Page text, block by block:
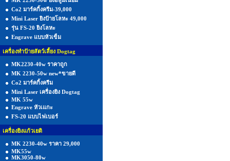
Co2 มาร์คกิ้งครีม-39,000
Mini Laser ยิงป้ายโลหะ 49,000
รุ่น FS-20 ยิงโลหะ
Engrave แบบหัวเข็ม
เครื่องทำป้ายสัตว์เลี้ยง Dogtag
MK2230-40w ราคาถูก
MK 2230-50w new*ขายดี
Co2 มาร์คกิ้งครีม
Mini Laser เครื่องยิง Dogtag
MK 55w
Engrave หัวเแกะ
FS-20 แบบไฟเบอร์
เครื่องยิงแก้วเยติ
MK 2230-40w ราคา 29,000
MK55w
MK3050-80w